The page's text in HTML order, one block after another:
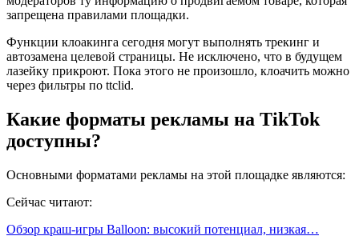
запрещена правилами площадки.
Функции клоакинга сегодня могут выполнять трекинг и
автозамена целевой страницы. Не исключено, что в будущем
лазейку прикроют. Пока этого не произошло, клоачить можно
через фильтры по ttclid.
Какие форматы рекламы на TikTok
доступны?
Основными форматами рекламы на этой площадке являются:
Сейчас читают:
Обзор краш-игры Balloon: высокий потенциал, низкая…